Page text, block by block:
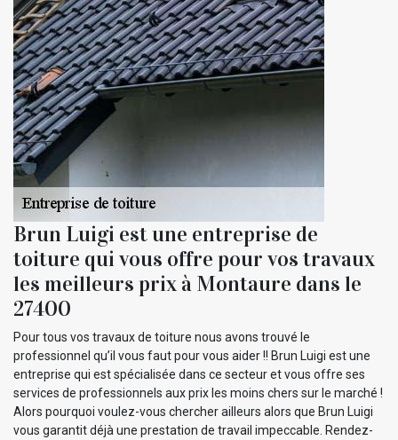
Brun Luigi est une entreprise de
toiture qui vous offre pour vos travaux
les meilleurs prix à Montaure dans le
27400
Pour tous vos travaux de toiture nous avons trouvé le
professionnel qu’il vous faut pour vous aider !! Brun Luigi est une
entreprise qui est spécialisée dans ce secteur et vous offre ses
services de professionnels aux prix les moins chers sur le marché !
Alors pourquoi voulez-vous chercher ailleurs alors que Brun Luigi
vous garantit déjà une prestation de travail impeccable. Rendez-